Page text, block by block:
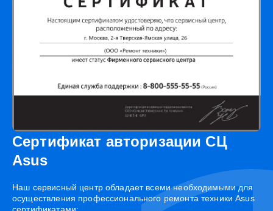
Сертификат авторизации СЦ
Asus
Наш сервисный центр обладает всеми необходимыми для
осуществления профессионального ремонта техники Asus
сертификатами: